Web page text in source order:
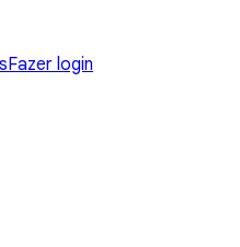
Fazer login